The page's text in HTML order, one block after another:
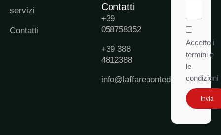
servizi
Contatti
Contatti
+39
058758352
+39 388
4812388
info@laffarepontedera.it
Accetto i
termini e
le
condizioni
Invia